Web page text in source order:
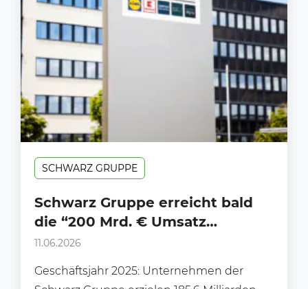
SCHWARZ GRUPPE
Schwarz Gruppe erreicht bald
die “200 Mrd. € Umsatz
Schallmauer” (hier alle Zahlen)
11.06.2026
Geschäftsjahr 2025: Unternehmen der